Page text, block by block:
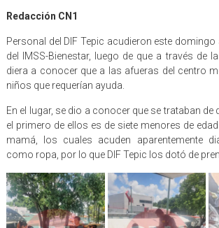
Redacción CN1
Personal del DIF Tepic acudieron este
del IMSS-Bienestar, luego de que a través de
diera a conocer que a las afueras del centro
niños que requerían ayuda.
En el lugar, se dio a conocer que se trataban
el primero de ellos es de siete menores de
mamá, los cuales acuden aparentemente
como ropa, por lo que DIF Tepic los dotó de